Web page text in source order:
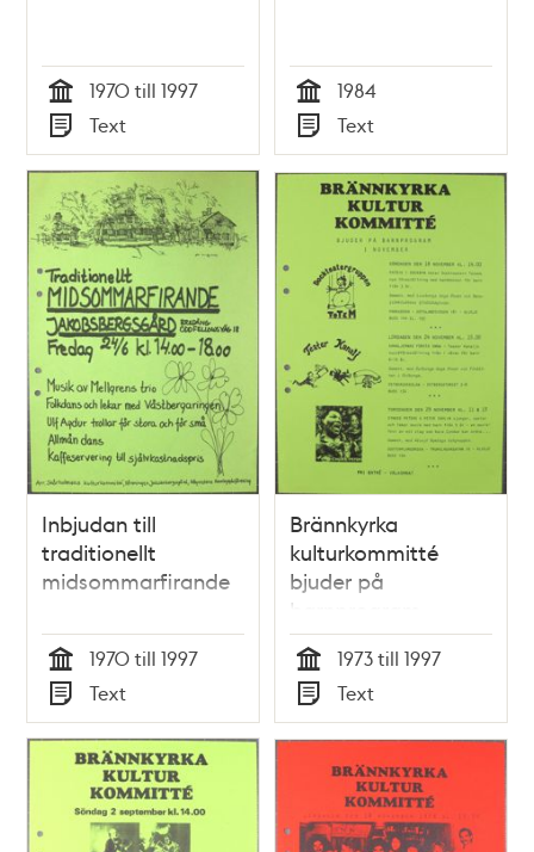
Tid
1970 till 1997
Typ
Text Tid
1984
Typ
Text
Inbjudan till
traditionellt
midsommarfirande
Tid
1970 till 1997
Typ
Text
Brännkyrka
kulturkommitté
bjuder på
barnprogram
Tid
1973 till 1997
Typ
Text